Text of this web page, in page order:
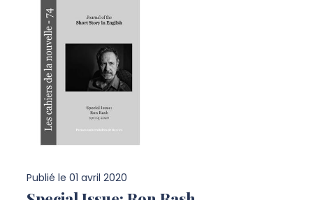
Publié le 01 avril 2020